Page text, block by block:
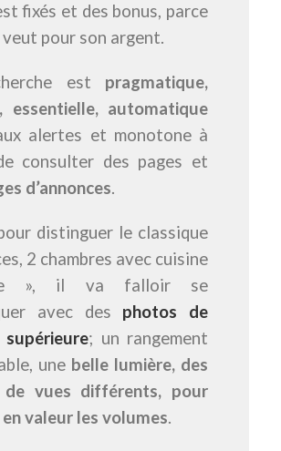
fixés et des bonus, parce
veut pour son argent.
est pragmatique,
essentielle, automatique
alertes et monotone à
consulter des pages et
d’annonces.
distinguer le classique
2 chambres avec cuisine
», il va falloir se
avec des photos de
supérieure; un rangement
une belle lumière, des
de vues différents, pour
valeur les volumes.